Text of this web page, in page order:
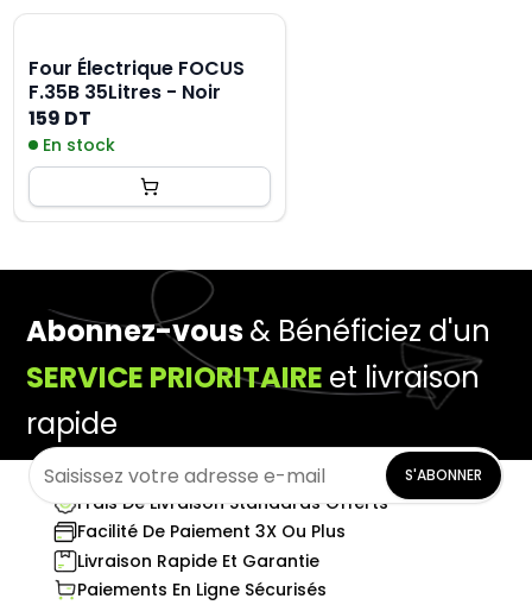
Four Électrique FOCUS
F.35B 35Litres - Noir
159 DT
En stock
Abonnez-vous& Bénéficiez d'un
SERVICE PRIORITAIRE et livraison
rapide
S'ABONNER
Frais De Livraison Standards Offerts
Facilité De Paiement 3X Ou Plus
Livraison Rapide Et Garantie
Paiements En Ligne Sécurisés